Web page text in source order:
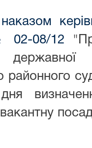
наказом
02-08/12
районного